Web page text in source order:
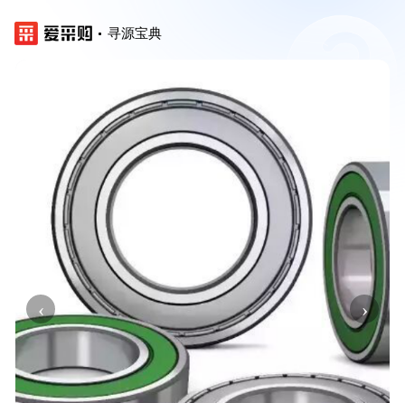
寻源宝典
‹ ›